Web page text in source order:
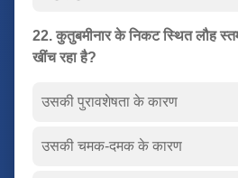
22. कुतुबमीनार के निकट स्थित लौह
खींच रहा है?
उसकी पुरावशेषता के कारण
उसकी चमक-दमक के कारण